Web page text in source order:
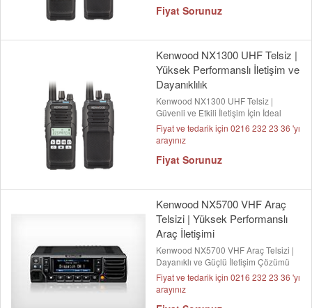
Fiyat Sorunuz
Kenwood NX1300 UHF Telsiz |
Yüksek Performanslı İletişim ve
Dayanıklılık
Kenwood NX1300 UHF Telsiz |
Güvenli ve Etkili İletişim İçin İdeal
Fiyat ve tedarik için 0216 232 23 36 'yı
arayınız
Fiyat Sorunuz
Kenwood NX5700 VHF Araç
Telsizi | Yüksek Performanslı
Araç İletişimi
Kenwood NX5700 VHF Araç Telsizi |
Dayanıklı ve Güçlü İletişim Çözümü
Fiyat ve tedarik için 0216 232 23 36 'yı
arayınız